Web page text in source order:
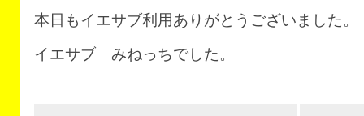
本日もイエサブ利用ありがとうございました。
イエサブ みねっちでした。